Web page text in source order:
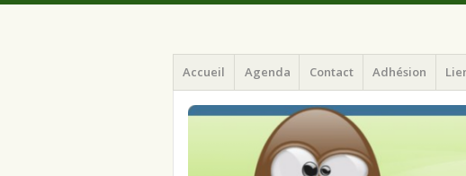
ILArd
ILArd (Informatique Libre en Ardenne)
Menu
Aller
au
contenu
principal
Accueil Agenda Contact Adhésion